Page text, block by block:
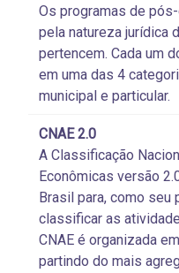
Os programas de
pela natureza jurídica
pertencem. Cada um
em uma das 4
municipal e particular.
CNAE 2.0
A Classificação
Econômicas versão
Brasil para, como seu
classificar as
CNAE é organizada
partindo do mais